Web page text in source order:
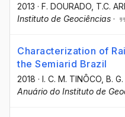
2013 · F. DOURADO , T.C.
Instituto de Geociências ·
Characterization of
the Semiarid Brazil
2018 · I. C. M. TINÔCO , B.
Anuário do Instituto de